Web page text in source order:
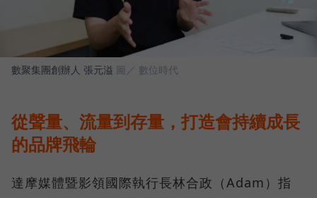
數聚集團創辦人 張元溢 圖／ 數位時代
從聲量、流量到存量，打造會持續成長
的品牌飛輪
達摩媒體暨影領國際執行長林合政（Adam）指